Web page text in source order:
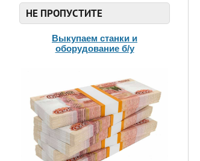
НЕ ПРОПУСТИТЕ
Выкупаем станки и
оборудование б/у